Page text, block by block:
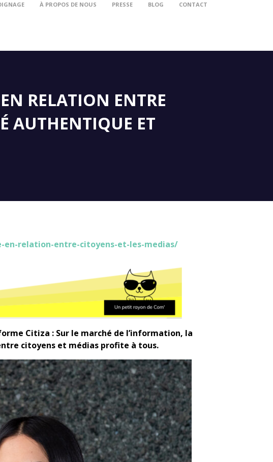
À PROPOS DE NOUS PRESSE BLOG CONTACT
RELATION ENTRE
AUTHENTIQUE ET
relation-entre-citoyens-et-les-medias/
Citiza : Sur le marché de l’information, la
citoyens et médias profite à tous.